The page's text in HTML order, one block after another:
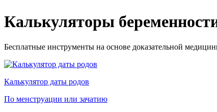
Калькуляторы
Бесплатные инструменты на основе доказательной
Калькулятор даты родов
По менструации или зачатию